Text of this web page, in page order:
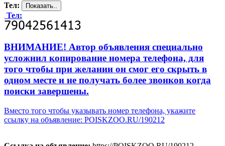
Тел:
Тел:
ВНИМАНИЕ! Автор объявления специально
усложнил копирование номера телефона, для
того чтобы при желании он смог его скрыть в
одном месте и не получать более звонков когда
поиски завершены.
Вместо того чтобы указывать номер телефона, укажите
ссылку на объявление: POISKZOO.RU/190212